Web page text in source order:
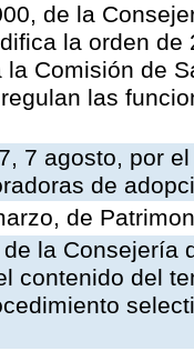
de la
la orden
la Comisión de
las
7 agosto, por
de
de
la Consejería
contenido del